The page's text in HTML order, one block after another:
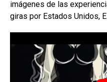
imágenes de las
giras por Estados Unidos,